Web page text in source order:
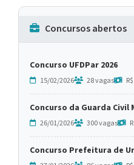
Concursos abertos
Concurso UFDPar 2026
15/02/2026 28 vagas
Concurso da Guarda Civil
26/01/2026 300 vagas
Concurso Prefeitura de